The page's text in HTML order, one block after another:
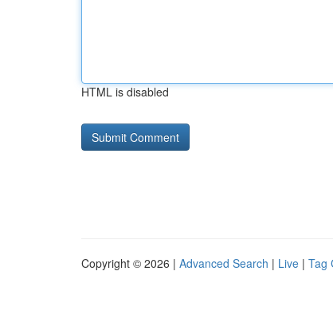
HTML is disabled
Copyright © 2026 | Advanced Search | Live | Tag